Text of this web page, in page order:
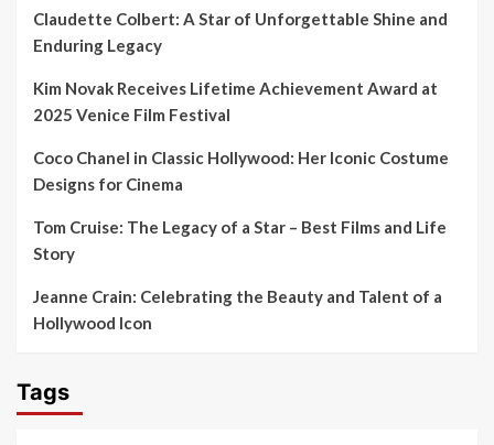
Claudette Colbert: A Star of Unforgettable Shine and
Enduring Legacy
Kim Novak Receives Lifetime Achievement Award at
2025 Venice Film Festival
Coco Chanel in Classic Hollywood: Her Iconic Costume
Designs for Cinema
Tom Cruise: The Legacy of a Star – Best Films and Life
Story
Jeanne Crain: Celebrating the Beauty and Talent of a
Hollywood Icon
Tags